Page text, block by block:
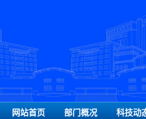
网站首页 部门概况 科技动